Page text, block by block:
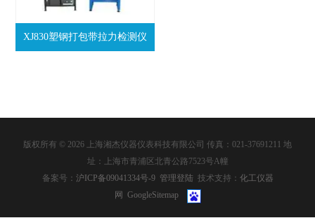
XJ830塑钢打包带拉力检测仪
版权所有 © 2026 上海湘杰仪器仪表科技有限公司 传真：021-37691211 地
址：上海市青浦区北青公路7523号A幢
备案号： 沪ICP备09041334号-9 管理登陆 技术支持： 化工仪器
网 GoogleSitemap